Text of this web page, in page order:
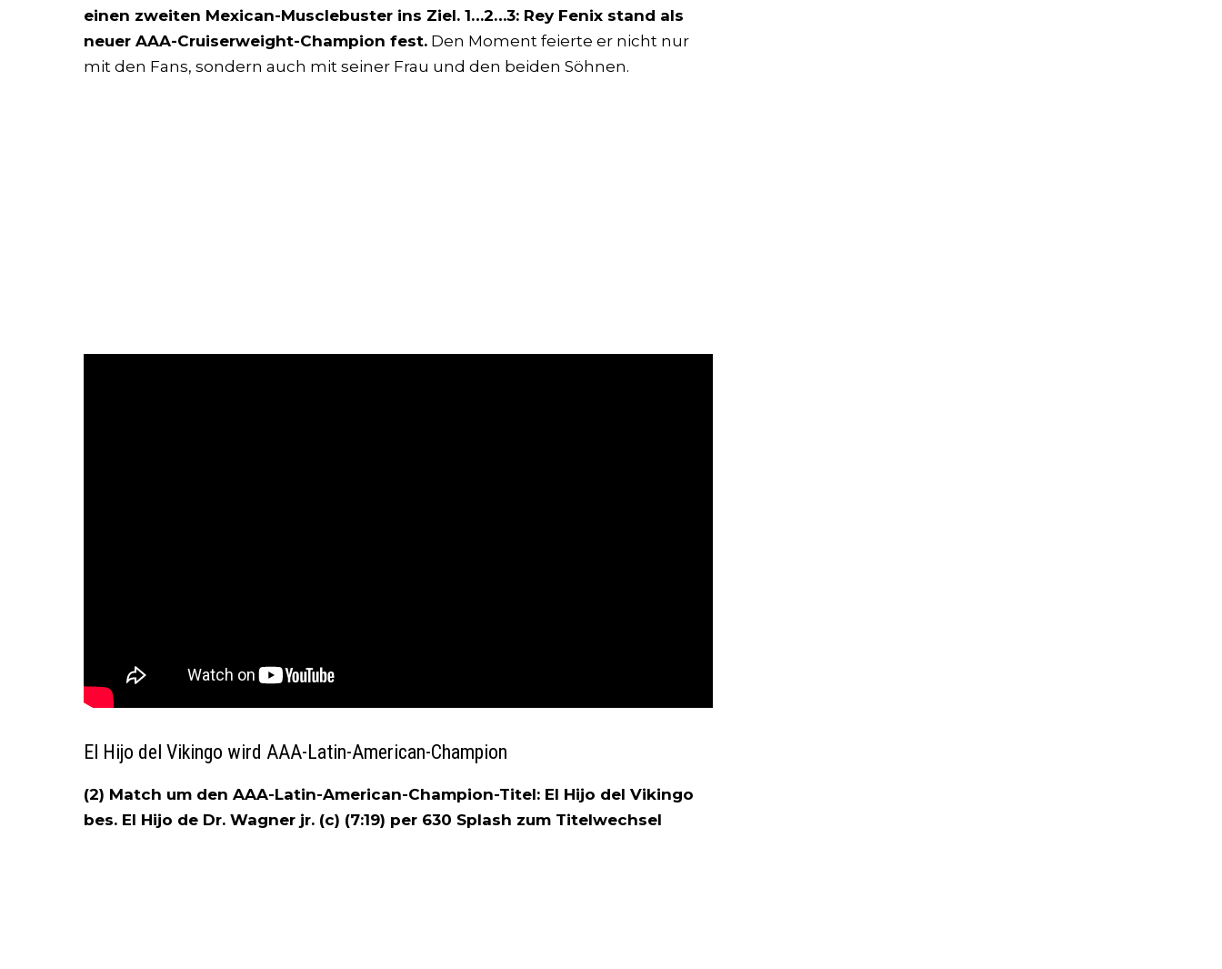
einen zweiten Mexican-Musclebuster ins Ziel. 1…2…3: Rey Fenix stand als
neuer AAA-Cruiserweight-Champion fest. Den Moment feierte er nicht nur
mit den Fans, sondern auch mit seiner Frau und den beiden Söhnen.
El Hijo del Vikingo wird AAA-Latin-American-Champion
(2) Match um den AAA-Latin-American-Champion-Titel: El Hijo del Vikingo
bes. El Hijo de Dr. Wagner jr. (c) (7:19) per 630 Splash zum Titelwechsel